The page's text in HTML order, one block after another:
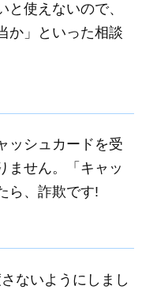
使えないので、
か」といった相談
ッシュカードを受
ません。「キャッ
ら、詐欺です!
ないようにしまし